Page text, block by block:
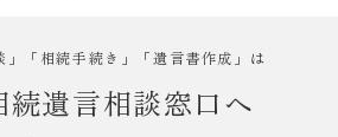
」「相続手続き」「遺言書作成」は
続遺言相談窓口へ